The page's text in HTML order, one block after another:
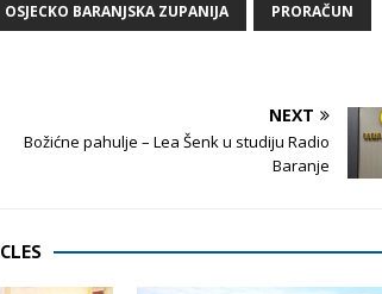
OSJECKO BARANJSKA ZUPANIJA PRORAČUN
NEXT
Božićne pahulje – Lea Šenk u studiju Radio
Baranje